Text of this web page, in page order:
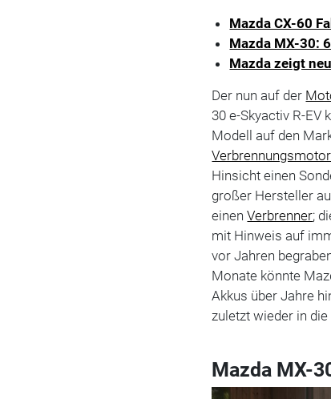
Mazda CX-60
Mazda MX-30:
Mazda zeigt
Der nun auf der
30 e-Skyactiv R-
Modell auf den
Verbrennungsmotor
Hinsicht einen
großer Hersteller
einenVerbrenner;
mit Hinweis auf
vor Jahren
Monate könnte
Akkus über Jahre
zuletzt wieder in
Mazda MX-